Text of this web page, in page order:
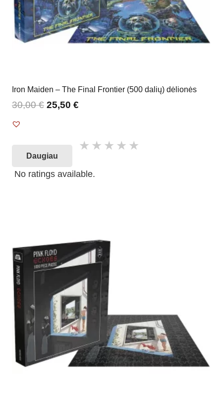
Iron Maiden – The Final Frontier (500 dalių) dėlionės
30,00€ 25,50 €
Daugiau
No ratings available.